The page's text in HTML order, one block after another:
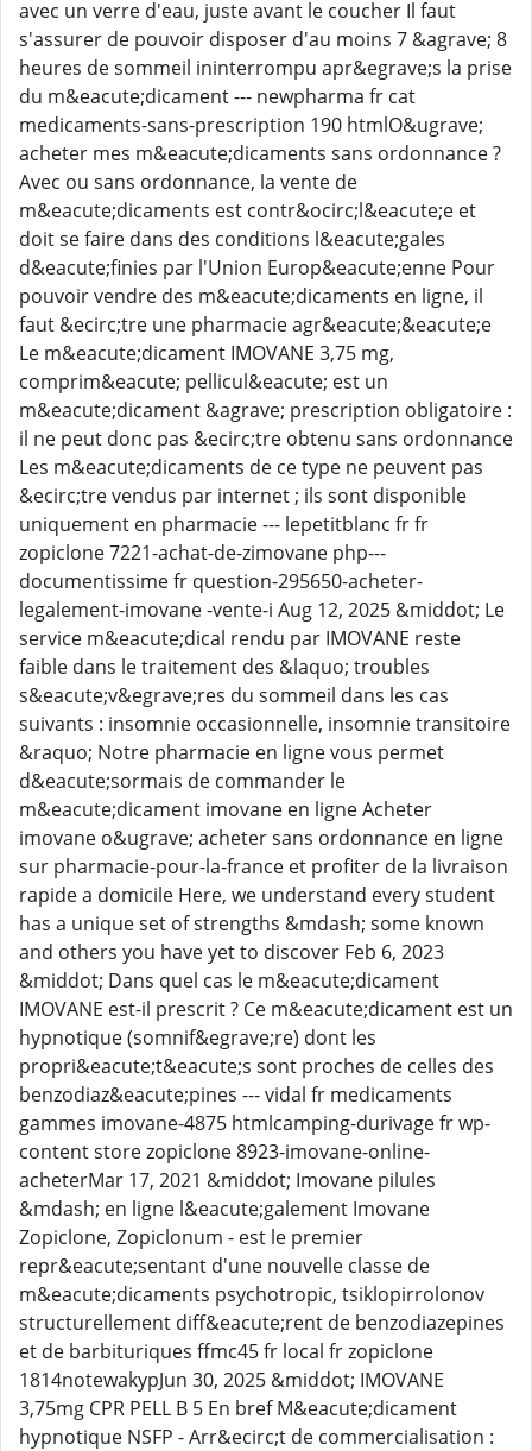
avec un verre d'eau, juste avant le coucher Il faut
s'assurer de pouvoir disposer d'au moins 7 &agrave; 8
heures de sommeil ininterrompu apr&egrave;s la prise
du m&eacute;dicament --- newpharma fr cat
medicaments-sans-prescription 190 htmlO&ugrave;
acheter mes m&eacute;dicaments sans ordonnance ?
Avec ou sans ordonnance, la vente de
m&eacute;dicaments est contr&ocirc;l&eacute;e et
doit se faire dans des conditions l&eacute;gales
d&eacute;finies par l'Union Europ&eacute;enne Pour
pouvoir vendre des m&eacute;dicaments en ligne, il
faut &ecirc;tre une pharmacie agr&eacute;&eacute;e
Le m&eacute;dicament IMOVANE 3,75 mg,
comprim&eacute; pellicul&eacute; est un
m&eacute;dicament &agrave; prescription obligatoire :
il ne peut donc pas &ecirc;tre obtenu sans ordonnance
Les m&eacute;dicaments de ce type ne peuvent pas
&ecirc;tre vendus par internet ; ils sont disponible
uniquement en pharmacie --- lepetitblanc fr fr
zopiclone 7221-achat-de-zimovane php---
documentissime fr question-295650-acheter-
legalement-imovane -vente-i Aug 12, 2025 &middot; Le
service m&eacute;dical rendu par IMOVANE reste
faible dans le traitement des &laquo; troubles
s&eacute;v&egrave;res du sommeil dans les cas
suivants : insomnie occasionnelle, insomnie transitoire
&raquo; Notre pharmacie en ligne vous permet
d&eacute;sormais de commander le
m&eacute;dicament imovane en ligne Acheter
imovane o&ugrave; acheter sans ordonnance en ligne
sur pharmacie-pour-la-france et profiter de la livraison
rapide a domicile Here, we understand every student
has a unique set of strengths &mdash; some known
and others you have yet to discover Feb 6, 2023
&middot; Dans quel cas le m&eacute;dicament
IMOVANE est-il prescrit ? Ce m&eacute;dicament est un
hypnotique (somnif&egrave;re) dont les
propri&eacute;t&eacute;s sont proches de celles des
benzodiaz&eacute;pines --- vidal fr medicaments
gammes imovane-4875 htmlcamping-durivage fr wp-
content store zopiclone 8923-imovane-online-
acheterMar 17, 2021 &middot; Imovane pilules
&mdash; en ligne l&eacute;galement Imovane
Zopiclone, Zopiclonum - est le premier
repr&eacute;sentant d'une nouvelle classe de
m&eacute;dicaments psychotropic, tsiklopirrolonov
structurellement diff&eacute;rent de benzodiazepines
et de barbituriques ffmc45 fr local fr zopiclone
1814notewakypJun 30, 2025 &middot; IMOVANE
3,75mg CPR PELL B 5 En bref M&eacute;dicament
hypnotique NSFP - Arr&ecirc;t de commercialisation :